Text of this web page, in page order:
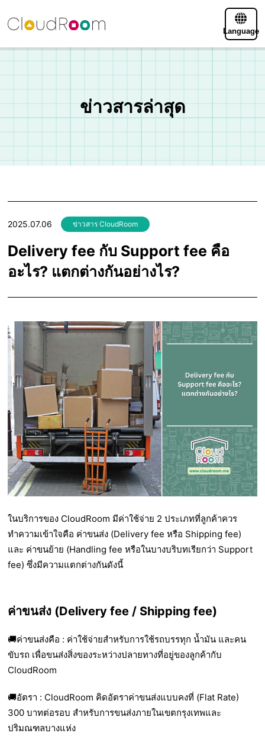
Language
ข่าวสารล่าสุด
2025.07.06 ข่าวสาร CloudRoom
Delivery fee กับ Support fee คือ
อะไร? แตกต่างกันอย่างไร?
ในบริการของ CloudRoom มีค่าใช้จ่าย 2 ประเภทที่ลูกค้าควร
ทำความเข้าใจคือ ค่าขนส่ง (Delivery fee หรือ Shipping fee)
และ ค่าขนย้าย (Handling fee หรือในบางบริบทเรียกว่า Support
fee) ซึ่งมีความแตกต่างกันดังนี้
ค่าขนส่ง (Delivery fee / Shipping fee)
🚚ค่าขนส่งคือ : ค่าใช้จ่ายสำหรับการใช้รถบรรทุก น้ำมัน และคน
ขับรถ เพื่อขนส่งสิ่งของระหว่างปลายทางที่อยู่ของลูกค้ากับ
CloudRoom
🚚อัตรา : CloudRoom คิดอัตราค่าขนส่งแบบคงที่ (Flat Rate)
300 บาทต่อรอบ สำหรับการขนส่งภายในเขตกรุงเทพและ
ปริมณฑลบางแห่ง